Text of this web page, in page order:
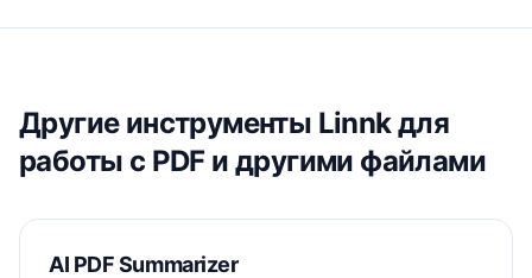
Другие инструменты Linnk для
работы с PDF и другими файлами
AI PDF Summarizer